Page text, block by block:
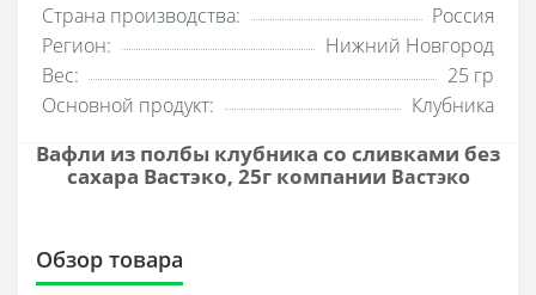
Страна производства:
Россия
Регион:
Нижний Новгород
Вес:
25 гр
Основной продукт:
Клубника
Вафли из полбы клубника со сливками без
сахара Вастэко, 25г компании Вастэко
Обзор товара